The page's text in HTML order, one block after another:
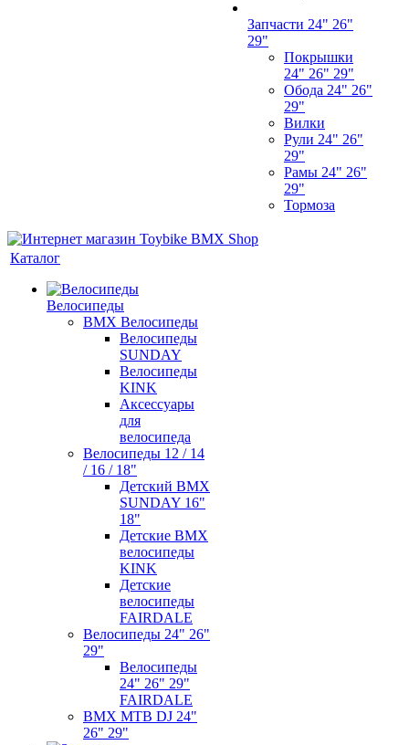
Запчасти 24" 26"
29"
Покрышки
24" 26" 29"
Обода 24" 26"
29"
Вилки
Рули 24" 26"
29"
Рамы 24" 26"
29"
Тормоза
Каталог
Велосипеды
BMX Велосипеды
Велосипеды
SUNDAY
Велосипеды
KINK
Аксессуары
для
велосипеда
Велосипеды 12 / 14
/ 16 / 18"
Детский BMX
SUNDAY 16"
18"
Детские BMX
велосипеды
KINK
Детские
велосипеды
FAIRDALE
Велосипеды 24" 26"
29"
Велосипеды
24" 26" 29"
FAIRDALE
BMX MTB DJ 24"
26" 29"